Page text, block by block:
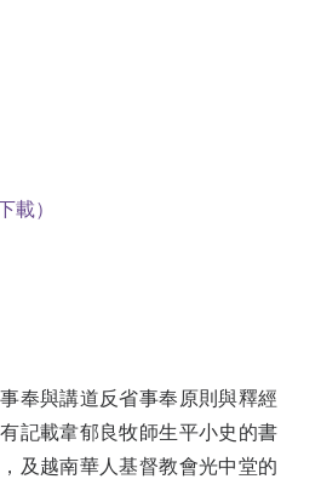
載）
奉與講道反省事奉原則與釋經
記載韋郁良牧師生平小史的書
及越南華人基督教會光中堂的